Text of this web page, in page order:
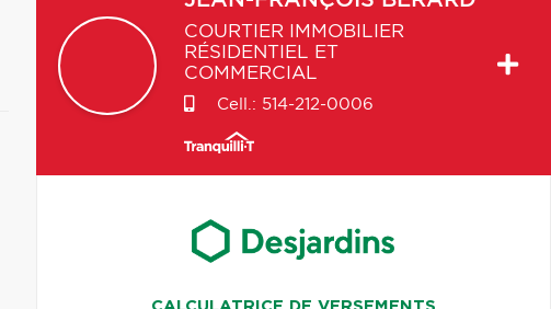
COURTIER IMMOBILIER
RÉSIDENTIEL ET
COMMERCIAL
Cell.: 514-212-0006